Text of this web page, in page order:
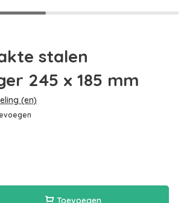
stalen
245 x 185 mm
(en)
Toevoegen